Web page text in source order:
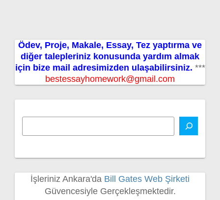
Ödev, Proje, Makale, Essay, Tez yaptırma ve
diğer talepleriniz konusunda yardım almak
için bize mail adresimizden ulaşabilirsiniz. ***
bestessayhomework@gmail.com
İşleriniz Ankara'da Bill Gates Web Şirketi
Güvencesiyle Gerçekleşmektedir.